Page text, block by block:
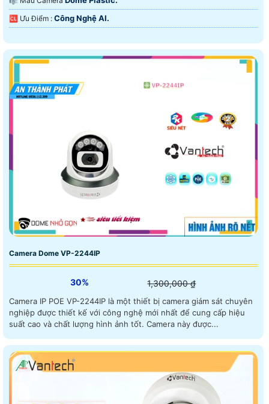
️🆑 Ưu Điểm : Công Nghệ AI.
Camera Dome VP-2244IP
30% 1,300,000 ₫
Camera IP POE VP-2244IP là một thiết bị camera giám sát chuyên
nghiệp được thiết kế với công nghệ mới nhất để cung cấp hiệu
suất cao và chất lượng hình ảnh tốt. Camera này được...